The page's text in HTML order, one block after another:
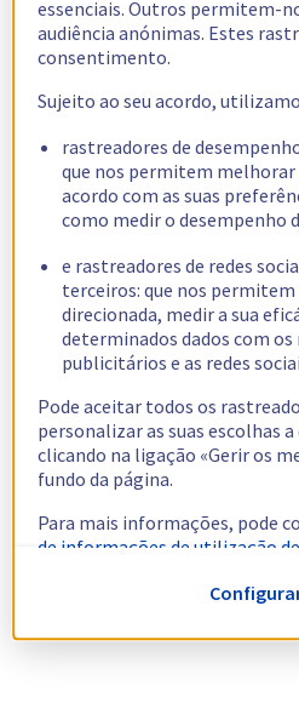
essenciais. Outros permitem-
audiência anónimas. Estes
consentimento.
Sujeito ao seu acordo,
rastreadores de
que nos permitem melhorar
acordo com as suas
como medir o desempenho
e rastreadores de redes
terceiros: que nos
direcionada, medir a sua
determinados dados com os
publicitários e as redes
Pode aceitar todos os
personalizar as suas escolhas
clicando na ligação «Gerir os
fundo da página.
Para mais informações, pode
de informações de utilização